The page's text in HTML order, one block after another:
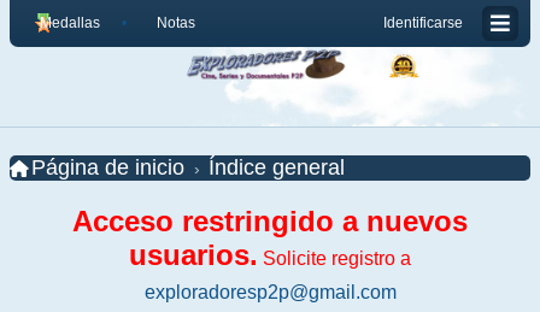
Identificarse
Medallas Notas
Página de inicio Índice general
Acceso restringido a nuevos
usuarios. Solicite registro a
exploradoresp2p@gmail.com